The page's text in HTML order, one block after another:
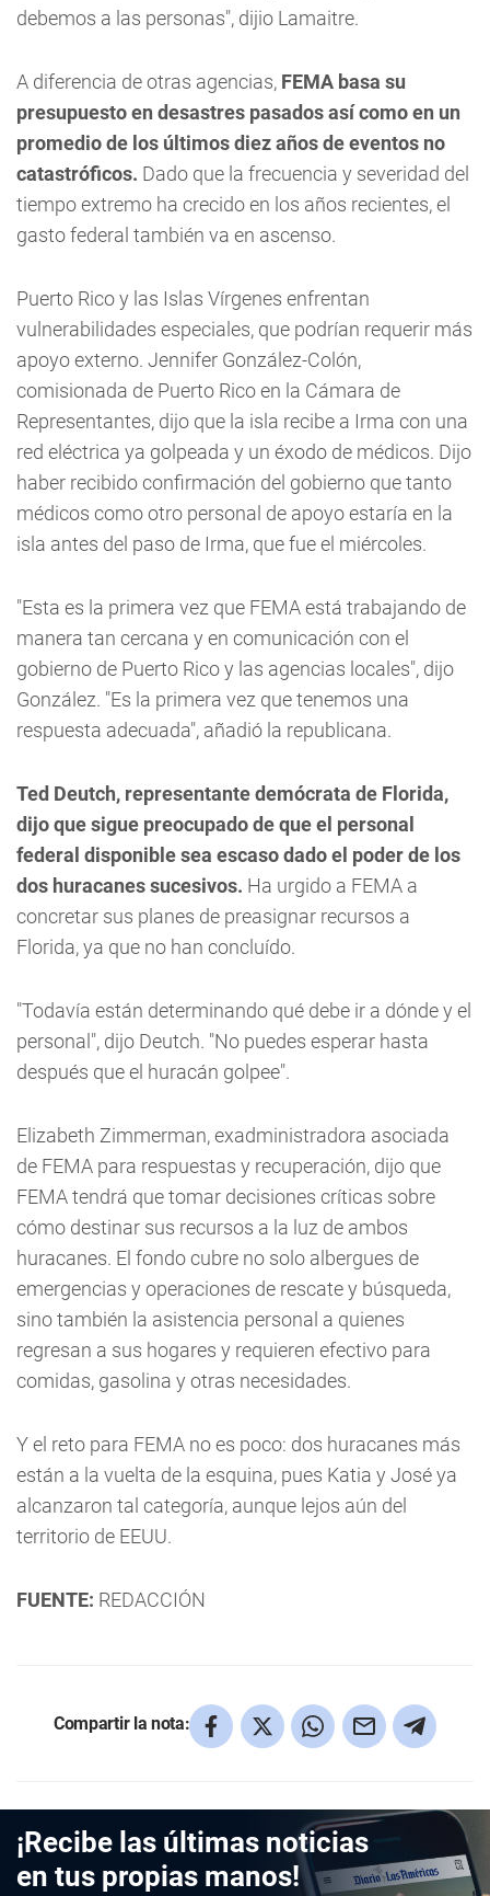
debemos a las personas", dijio Lamaitre.
A diferencia de otras agencias, FEMA basa su
presupuesto en desastres pasados así como en un
promedio de los últimos diez años de eventos no
catastróficos. Dado que la frecuencia y severidad del
tiempo extremo ha crecido en los años recientes, el
gasto federal también va en ascenso.
Puerto Rico y las Islas Vírgenes enfrentan
vulnerabilidades especiales, que podrían requerir más
apoyo externo. Jennifer González-Colón,
comisionada de Puerto Rico en la Cámara de
Representantes, dijo que la isla recibe a Irma con una
red eléctrica ya golpeada y un éxodo de médicos. Dijo
haber recibido confirmación del gobierno que tanto
médicos como otro personal de apoyo estaría en la
isla antes del paso de Irma, que fue el miércoles.
"Esta es la primera vez que FEMA está trabajando de
manera tan cercana y en comunicación con el
gobierno de Puerto Rico y las agencias locales", dijo
González. "Es la primera vez que tenemos una
respuesta adecuada", añadió la republicana.
Ted Deutch, representante demócrata de Florida,
dijo que sigue preocupado de que el personal
federal disponible sea escaso dado el poder de los
dos huracanes sucesivos. Ha urgido a FEMA a
concretar sus planes de preasignar recursos a
Florida, ya que no han concluído.
"Todavía están determinando qué debe ir a dónde y el
personal", dijo Deutch. "No puedes esperar hasta
después que el huracán golpee".
Elizabeth Zimmerman, exadministradora asociada
de FEMA para respuestas y recuperación, dijo que
FEMA tendrá que tomar decisiones críticas sobre
cómo destinar sus recursos a la luz de ambos
huracanes. El fondo cubre no solo albergues de
emergencias y operaciones de rescate y búsqueda,
sino también la asistencia personal a quienes
regresan a sus hogares y requieren efectivo para
comidas, gasolina y otras necesidades.
Y el reto para FEMA no es poco: dos huracanes más
están a la vuelta de la esquina, pues Katia y José ya
alcanzaron tal categoría, aunque lejos aún del
territorio de EEUU.
FUENTE: REDACCIÓN
Compartir la nota:
¡Recibe las últimas noticias
en tus propias manos!